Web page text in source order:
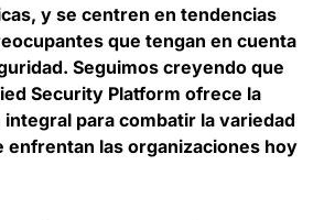
y se centren en tendencias
que tengan en cuenta
Seguimos creyendo que
Security Platform ofrece la
para combatir la variedad
enfrentan las organizaciones hoy